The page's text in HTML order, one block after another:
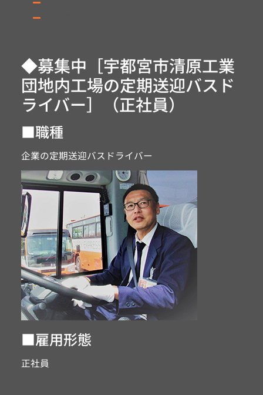
◆募集中［宇都宮市清原工業
団地内工場の定期送迎バスド
ライバー］（正社員）
■職種
企業の定期送迎バスドライバー
■雇用形態
正社員